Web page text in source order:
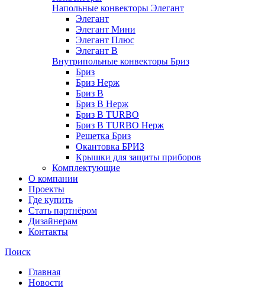
Напольные конвекторы Элегант
Элегант
Элегант Мини
Элегант Плюс
Элегант В
Внутрипольные конвекторы Бриз
Бриз
Бриз Нерж
Бриз В
Бриз В Нерж
Бриз В TURBO
Бриз В TURBO Нерж
Решетка Бриз
Окантовка БРИЗ
Крышки для защиты приборов
Комплектующие
О компании
Проекты
Где купить
Стать партнёром
Дизайнерам
Контакты
Поиск
Главная
Новости